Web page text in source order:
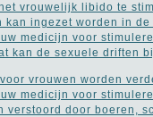
vrouwelijk libido te
ingezet worden in de
medicijn voor
kan de sexuele driften
vrouwen worden
medicijn voor
verstoord door boeren,